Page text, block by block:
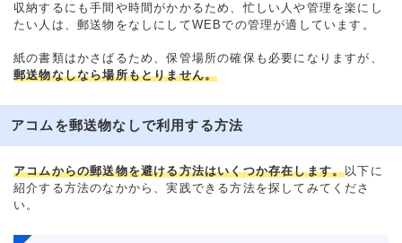
収納するにも手間や時間がかかるため、忙しい人や管理を楽にし
たい人は、郵送物をなしにしてWEBでの管理が適しています。
紙の書類はかさばるため、保管場所の確保も必要になりますが、
郵送物なしなら場所もとりません。
アコムを郵送物なしで利用する方法
アコムからの郵送物を避ける方法はいくつか存在します。以下に
紹介する方法のなかから、実践できる方法を探してみてくださ
い。